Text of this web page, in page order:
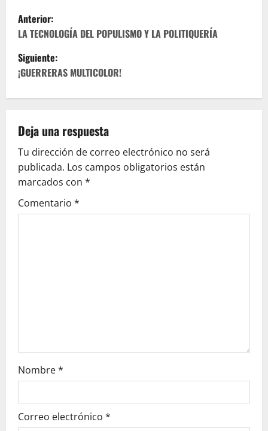
N
a
v
a
c
i
ó
t
a
Anterior:
LA TECNOLOGÍA DEL POPULISMO Y LA POLITIQUERÍA
Siguiente:
¡GUERRERAS MULTICOLOR!
Deja una respuesta
Tu dirección de correo electrónico no será
publicada. Los campos obligatorios están
marcados con *
Comentario *
Nombre*
Correo electrónico *